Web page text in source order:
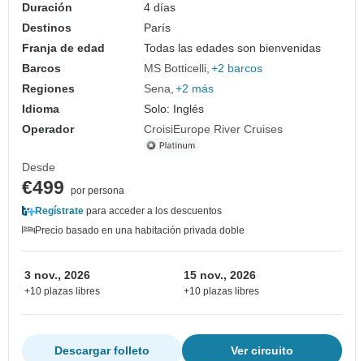
Duración
4 días
Destinos
París
Franja de edad
Todas las edades son bienvenidas
Barcos
MS Botticelli +2 barcos
Regiones
Sena +2 más
Idioma
Solo: Inglés
Operador
CroisiEurope River Cruises
Desde
€499
por persona
Regístrate para acceder a los descuentos
Precio basado en una habitación privada doble
3 nov., 2026
+10 plazas libres
15 nov., 2026
+10 plazas libres
Ver circuito
Descargar folleto